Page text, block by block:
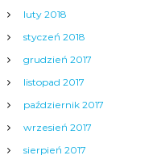
luty 2018
styczeń 2018
grudzień 2017
listopad 2017
październik 2017
wrzesień 2017
sierpień 2017